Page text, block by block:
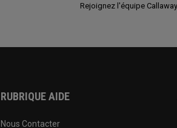
Rejoignez l'équipe
RUBRIQUE AIDE
Nous Contacter